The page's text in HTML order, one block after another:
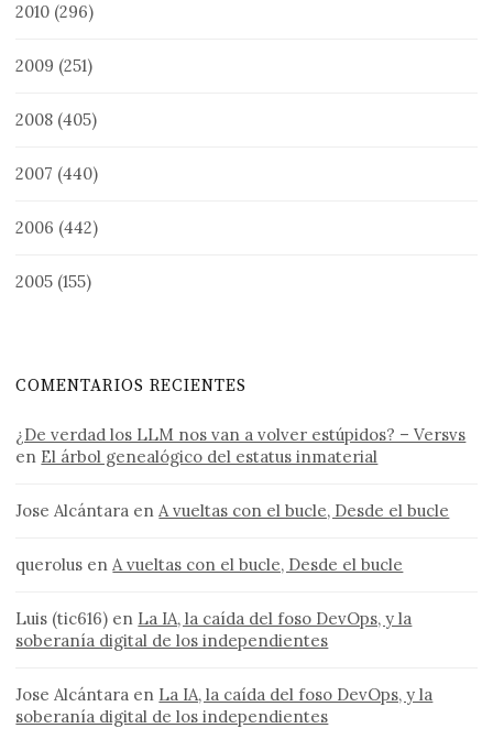
2010 (296)
2009 (251)
2008 (405)
2007 (440)
2006 (442)
2005 (155)
COMENTARIOS RECIENTES
¿De verdad los LLM nos van a volver estúpidos? – Versvs
en El árbol genealógico del estatus inmaterial
Jose Alcántara enA vueltas con el bucle, Desde el bucle
querolus enA vueltas con el bucle, Desde el bucle
Luis (tic616) en La IA, la caída del foso DevOps, y la
soberanía digital de los independientes
Jose Alcántara en La IA, la caída del foso DevOps, y la
soberanía digital de los independientes